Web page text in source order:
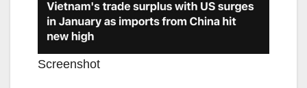
Screenshot